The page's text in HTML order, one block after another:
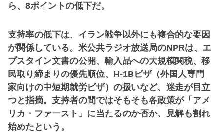
ら、8ポイントの低下だ。
支持率の低下は、イラン戦争以外にも複合的な要因
が関係している。米公共ラジオ放送局のNPRは、エ
プスタイン文書の公開、輸入品への大規模関税、移
民取り締まりの優先順位、H-1Bビザ（外国人専門
家向けの中短期就労ビザ）の扱いなど、迷走が目立
つと指摘。支持者の間ではそもそも各政策が「アメ
リカ・ファースト」に当たるのか否か、見解も割れ
始めたという。